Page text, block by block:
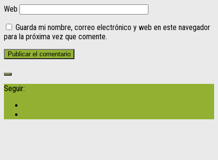
Web
Guarda mi nombre, correo electrónico y web en este navegador
para la próxima vez que comente.
Seguir: